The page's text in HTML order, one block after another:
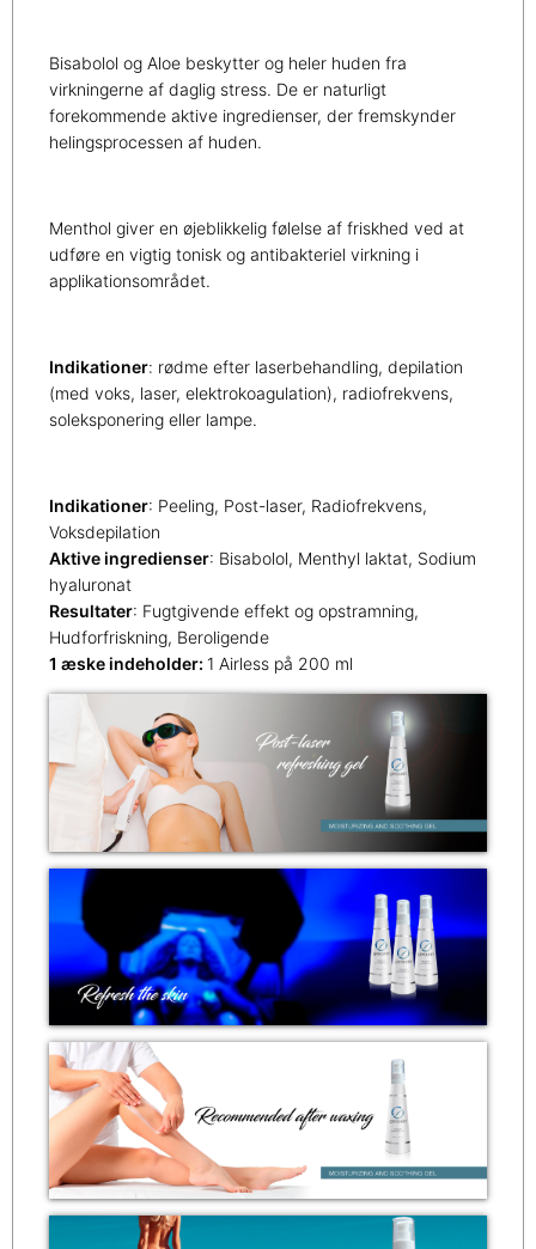
Bisabolol og Aloe beskytter og heler huden fra
virkningerne af daglig stress. De er naturligt
forekommende aktive ingredienser, der fremskynder
helingsprocessen af huden.
Menthol giver en øjeblikkelig følelse af friskhed ved at
udføre en vigtig tonisk og antibakteriel virkning i
applikationsområdet.
Indikationer: rødme efter laserbehandling, depilation
(med voks, laser, elektrokoagulation), radiofrekvens,
soleksponering eller lampe.
Indikationer: Peeling, Post-laser, Radiofrekvens,
Voksdepilation
Aktive ingredienser: Bisabolol, Menthyl laktat, Sodium
hyaluronat
Resultater: Fugtgivende effekt og opstramning,
Hudforfriskning, Beroligende
1 æske indeholder: 1 Airless på 200 ml